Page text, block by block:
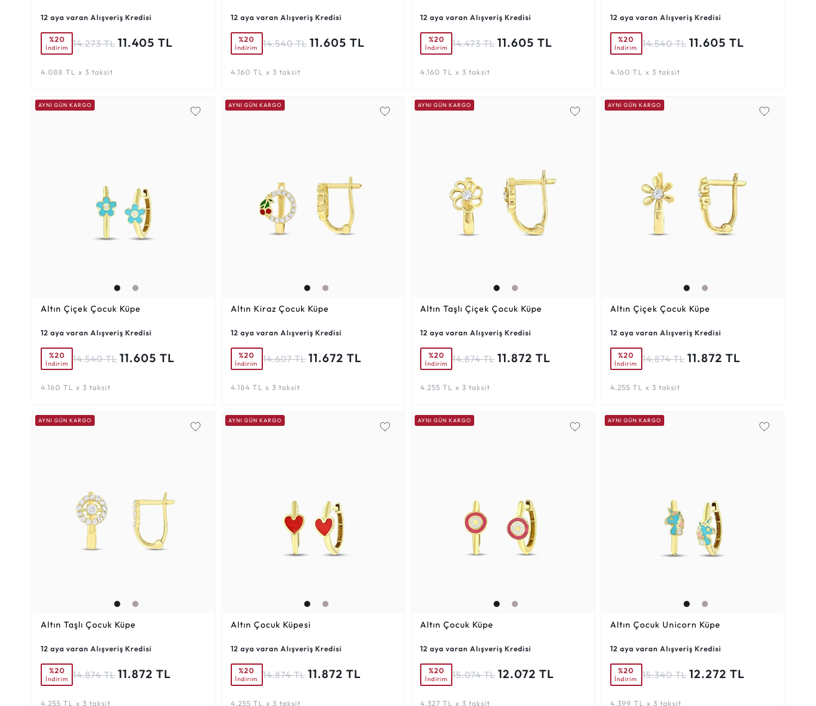
12 aya varan Alışveriş Kredisi
%20
İndirim 14.273 TL 11.405 TL
4.088 TL x 3 taksit
12 aya varan Alışveriş Kredisi
%20
İndirim 14.540 TL 11.605 TL
4.160 TL x 3 taksit
12 aya varan Alışveriş Kredisi
%20
İndirim 14.473 TL 11.605 TL
4.160 TL x 3 taksit
12 aya varan Alışveriş Kredisi
%20
İndirim 14.540 TL 11.605 TL
4.160 TL x 3 taksit
AYNI GÜN KARGO
Altın Çiçek Çocuk Küpe
12 aya varan Alışveriş Kredisi
%20
İndirim 14.540 TL 11.605 TL
4.160 TL x 3 taksit
AYNI GÜN KARGO
Altın Kiraz Çocuk Küpe
12 aya varan Alışveriş Kredisi
%20
İndirim 14.607 TL 11.672 TL
4.184 TL x 3 taksit
AYNI GÜN KARGO
Altın Taşlı Çiçek Çocuk Küpe
12 aya varan Alışveriş Kredisi
%20
İndirim 14.874 TL 11.872 TL
4.255 TL x 3 taksit
AYNI GÜN KARGO
Altın Çiçek Çocuk Küpe
12 aya varan Alışveriş Kredisi
%20
İndirim 14.874 TL 11.872 TL
4.255 TL x 3 taksit
AYNI GÜN KARGO
Altın Taşlı Çocuk Küpe
12 aya varan Alışveriş Kredisi
%20
İndirim 14.874 TL 11.872 TL
4.255 TL x 3 taksit
AYNI GÜN KARGO
Altın Çocuk Küpesi
12 aya varan Alışveriş Kredisi
%20
İndirim 14.874 TL 11.872 TL
4.255 TL x 3 taksit
AYNI GÜN KARGO
Altın Çocuk Küpe
12 aya varan Alışveriş Kredisi
%20
İndirim 15.074 TL 12.072 TL
4.327 TL x 3 taksit
AYNI GÜN KARGO
Altın Çocuk Unicorn Küpe
12 aya varan Alışveriş Kredisi
%20
İndirim 15.340 TL 12.272 TL
4.399 TL x 3 taksit